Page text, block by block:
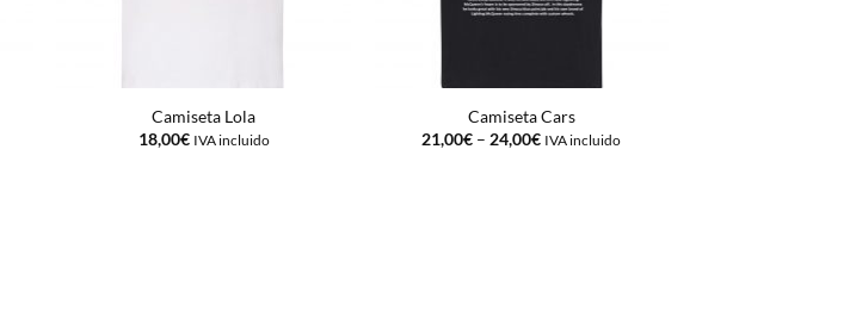
Camiseta Lola
18,00€ IVA incluido
Camiseta Cars
21,00€ – 24,00€ IVA incluido